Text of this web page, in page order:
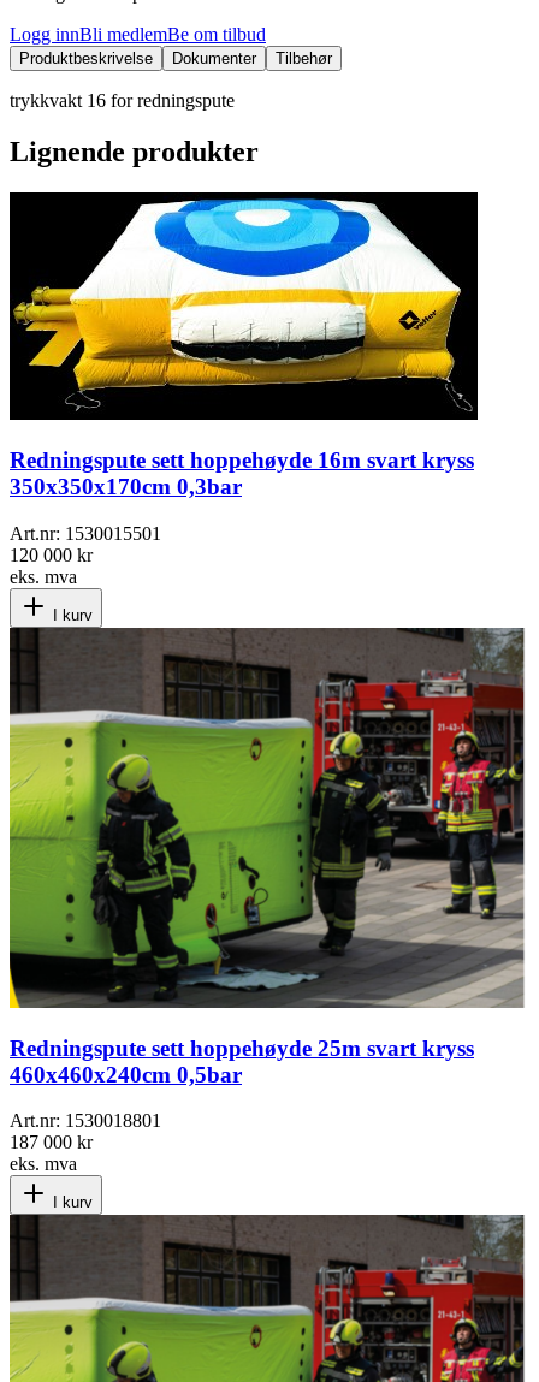
Logg innBli medlemBe om tilbud
Produktbeskrivelse Dokumenter Tilbehør
trykkvakt 16 for redningspute
Lignende produkter
Redningspute sett hoppehøyde 16m svart kryss
350x350x170cm 0,3bar
Art.nr: 1530015501
120 000 kr
eks. mva
I kurv
Redningspute sett hoppehøyde 25m svart kryss
460x460x240cm 0,5bar
Art.nr: 1530018801
187 000 kr
eks. mva
I kurv